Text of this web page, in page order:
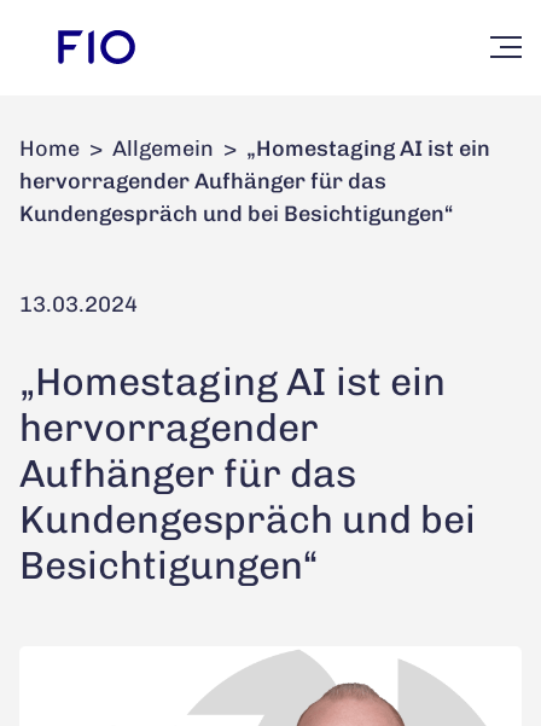
Home > Allgemein > „Homestaging AI ist ein
hervorragender Aufhänger für das
Kundengespräch und bei Besichtigungen“
13.03.2024
„Homestaging AI ist ein
hervorragender
Aufhänger für das
Kundengespräch und bei
Besichtigungen“